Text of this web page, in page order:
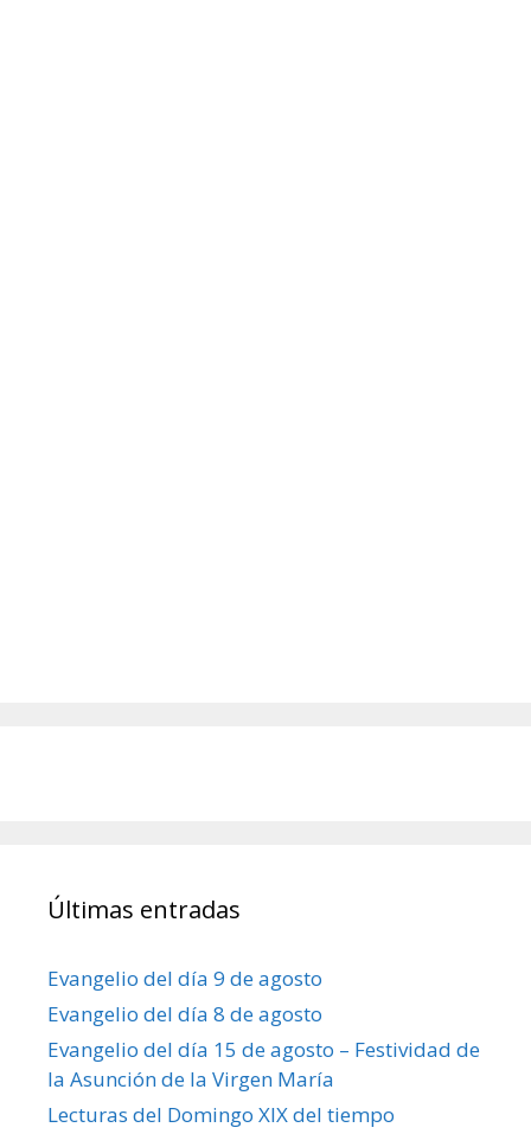
Últimas entradas
Evangelio del día 9 de agosto
Evangelio del día 8 de agosto
Evangelio del día 15 de agosto – Festividad de
la Asunción de la Virgen María
Lecturas del Domingo XIX del tiempo